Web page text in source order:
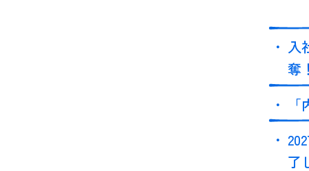
入
奪
了